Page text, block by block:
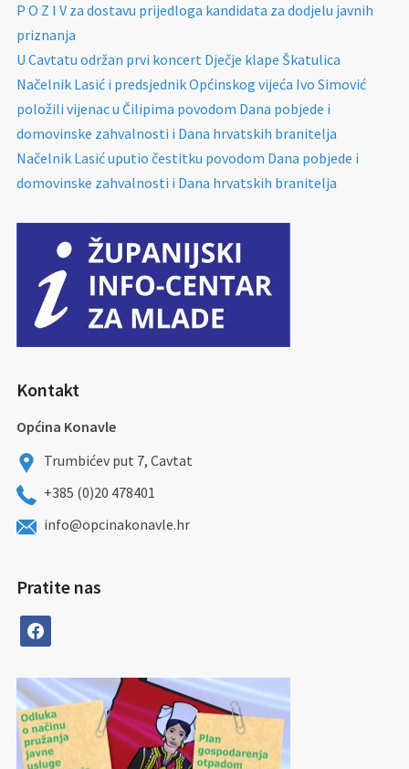
P O Z I V za dostavu prijedloga kandidata za dodjelu javnih
priznanja
U Cavtatu održan prvi koncert Dječje klape Škatulica
Načelnik Lasić i predsjednik Općinskog vijeća Ivo Simović
položili vijenac u Čilipima povodom Dana pobjede i
domovinske zahvalnosti i Dana hrvatskih branitelja
Načelnik Lasić uputio čestitku povodom Dana pobjede i
domovinske zahvalnosti i Dana hrvatskih branitelja
Kontakt
Općina Konavle
Trumbićev put 7, Cavtat
+385 (0)20 478401
info@opcinakonavle.hr
Pratite nas
facebook